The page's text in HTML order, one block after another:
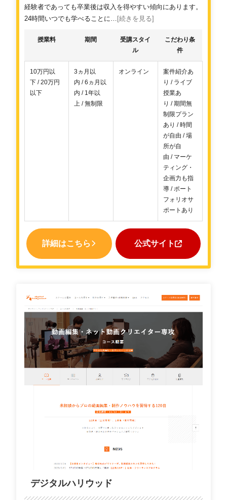
経験者であっても卒業後は収入を得やすい傾向にあります。
24時間いつでも学べることに… [続きを見る]
授業料 期間
受講スタイ
ル
こだわり条
件
10万円以
下 / 20万円
以下
3ヵ月以
内 / 6ヵ月以
内 / 1年以
上 / 無制限
オンライン
案件紹介あ
り / ライブ
授業あ
り / 期間無
制限プラン
あり / 時間
が自由 / 場
所が自
由 / マーケ
ティング・
企画力も指
導 / ポート
フォリオサ
ポートあり
詳細はこちら 公式サイト
デジタルハリウッド